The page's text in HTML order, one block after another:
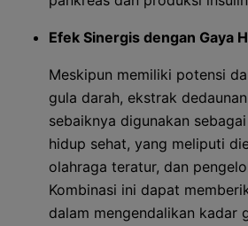
Efek Sinergis dengan Gaya
Meskipun memiliki potensi
gula darah, ekstrak
sebaiknya digunakan
hidup sehat, yang meliputi
olahraga teratur, dan
Kombinasi ini dapat
dalam mengendalikan kadar